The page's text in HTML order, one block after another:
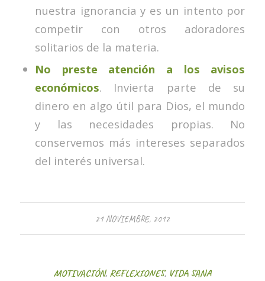
nuestra ignorancia y es un intento por
competir con otros adoradores
solitarios de la materia.
No preste atención a los avisos
económicos. Invierta parte de su
dinero en algo útil para Dios, el mundo
y las necesidades propias. No
conservemos más intereses separados
del interés universal.
21 NOVIEMBRE, 2012
MOTIVACIÓN, REFLEXIONES, VIDA SANA